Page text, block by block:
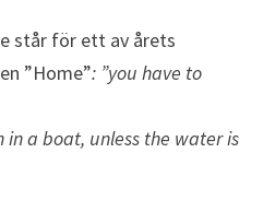
står för ett av årets
”Home”: ”you have to
a boat, unless the water is